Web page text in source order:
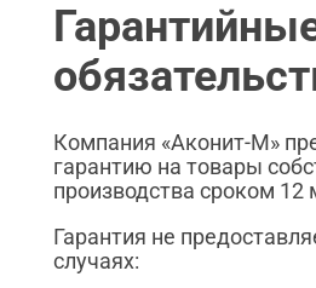
Компания «Аконит-М»
гарантию на товары
производства сроком 12
Гарантия не
случаях: